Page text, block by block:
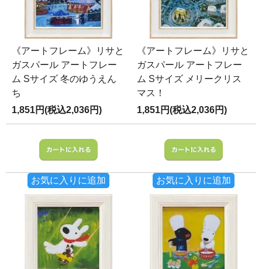
《アートフレーム》リサと
ガスパール アートフレー
ム Sサイズ 冬のゆうえん
ち
1,851円(税込2,036円)
お気に入りに追加
《アートフレーム》リサと
ガスパール アートフレー
ム Sサイズ メリークリス
マス！
1,851円(税込2,036円)
お気に入りに追加